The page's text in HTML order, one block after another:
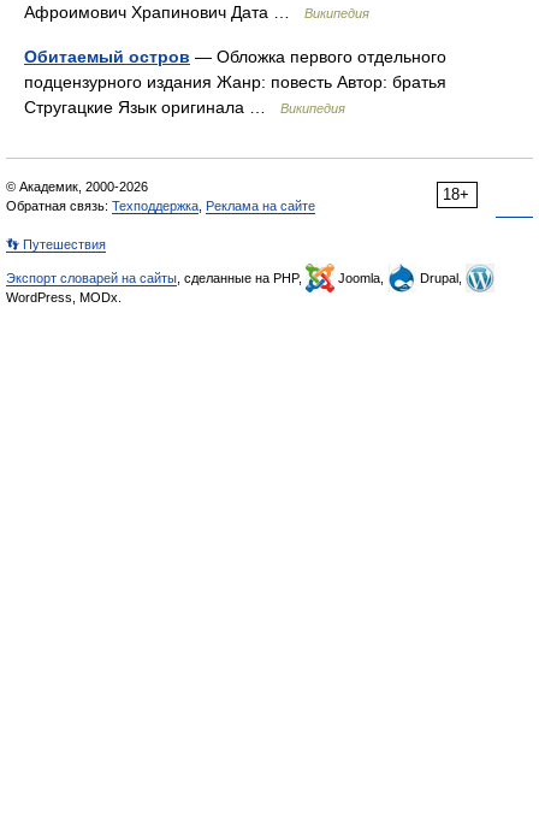
Афроимович Храпинович Дата …
Википедия
Обитаемый остров — Обложка первого отдельного
подцензурного издания Жанр: повесть Автор: братья
Стругацкие Язык оригинала …
Википедия
18+
© Академик, 2000-2026
Обратная связь: Техподдержка Реклама на сайте
👣 Путешествия
Экспорт словарей на сайты , сделанные на PHP, Joomla,
Drupal,
WordPress, MODx.